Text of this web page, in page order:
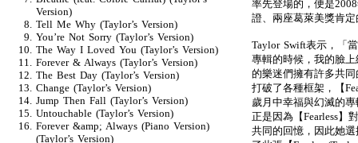
率先登場的，便是
證、兩座葛萊美獎肯定
Taylor Swift表示，「
專輯的時候，我的臉
的樂迷們擁有許多共
打破了各種框架，【
歲月中幸福與幻滅的
正是因為【Fearless】
共同的回憶，因此她
Version)
Tell Me Why (Taylor’s Version)
You’re Not Sorry (Taylor’s Version)
The Way I Loved You (Taylor’s Version)
Forever & Always (Taylor’s Version)
The Best Day (Taylor’s Version)
Change (Taylor’s Version)
Jump Then Fall (Taylor’s Version)
Untouchable (Taylor’s Version)
Forever &amp; Always (Piano Version)
(Taylor’s Version)